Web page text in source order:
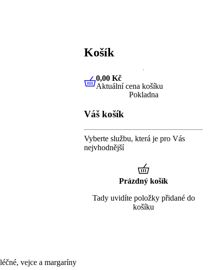
vejce a margaríny
Košík
0,00 KčAktuální cena košíku
0,00 Kč
Aktuální cena košíku
Pokladna
Váš košík
Vyberte službu, která je pro Vás
nejvhodnější
Prázdný košík
Tady uvidíte položky přidané do
košíku